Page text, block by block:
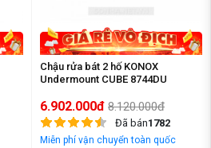
Chậu rửa bát 2 hố KONOX
Undermount CUBE 8744DU
6.902.000đ 8.120.000đ
Đã bán1782
Miễn phí vận chuyển toàn quốc